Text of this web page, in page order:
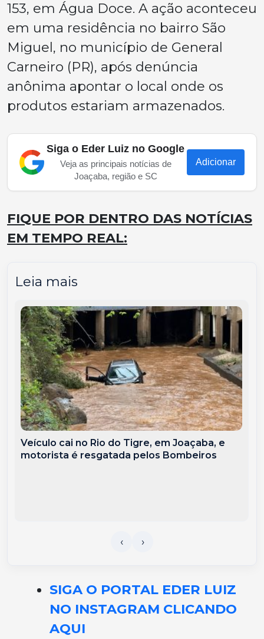
153, em Água Doce. A ação aconteceu
em uma residência no bairro São
Miguel, no município de General
Carneiro (PR), após denúncia
anônima apontar o local onde os
produtos estariam armazenados.
Siga o Eder Luiz no Google
Veja as principais notícias de
Joaçaba, região e SC
Adicionar
FIQUE POR DENTRO DAS NOTÍCIAS
EM TEMPO REAL:
Leia mais
Veículo cai no Rio do Tigre, em Joaçaba, e
motorista é resgatada pelos Bombeiros
SIGA O PORTAL EDER LUIZ
NO INSTAGRAM CLICANDO
AQUI